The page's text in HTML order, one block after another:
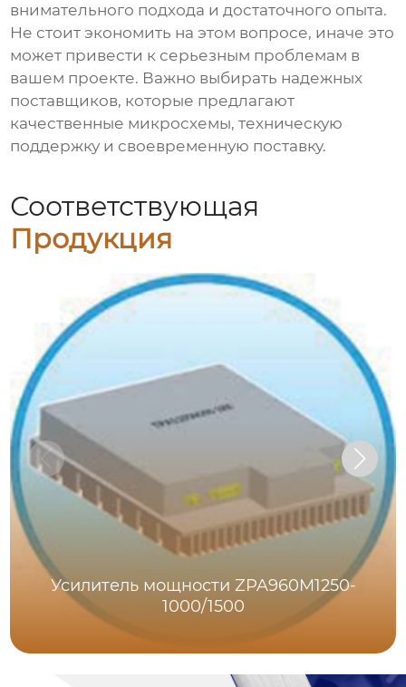
внимательного подхода и достаточного опыта.
Не стоит экономить на этом вопросе, иначе это
может привести к серьезным проблемам в
вашем проекте. Важно выбирать надежных
поставщиков, которые предлагают
качественные микросхемы, техническую
поддержку и своевременную поставку.
Соответствующая
Продукция
Усилитель мощности ZPA960M1250-
1000/1500